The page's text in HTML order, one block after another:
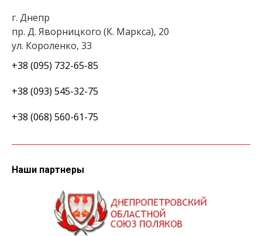
г. Днепр
пр. Д. Яворницкого (К. Маркса), 20
ул. Короленко, 33
+38 (095) 732-65-85
+38 (093) 545-32-75
+38 (068) 560-61-75
Наши партнеры